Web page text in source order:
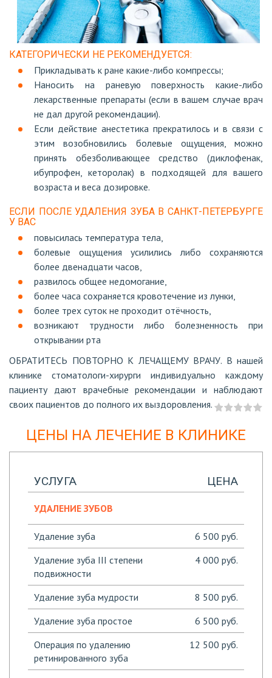
КАТЕГОРИЧЕСКИ НЕ РЕКОМЕНДУЕТСЯ:
Прикладывать к ране какие-либо компрессы;
Наносить на раневую поверхность какие-либо
лекарственные препараты (если в вашем случае врач
не дал другой рекомендации).
Если действие анестетика прекратилось и в связи с
этим возобновились болевые ощущения, можно
принять обезболивающее средство (диклофенак,
ибупрофен, кеторолак) в подходящей для вашего
возраста и веса дозировке.
ЕСЛИ ПОСЛЕ УДАЛЕНИЯ ЗУБА В САНКТ-ПЕТЕРБУРГЕ
У ВАС
повысилась температура тела,
болевые ощущения усилились либо сохраняются
более двенадцати часов,
развилось общее недомогание,
более часа сохраняется кровотечение из лунки,
более трех суток не проходит отёчность,
возникают трудности либо болезненность при
открывании рта
ОБРАТИТЕСЬ ПОВТОРНО К ЛЕЧАЩЕМУ ВРАЧУ. В нашей
клинике стоматологи-хирурги индивидуально каждому
пациенту дают врачебные рекомендации и наблюдают
своих пациентов до полного их выздоровления.
ЦЕНЫ НА ЛЕЧЕНИЕ В КЛИНИКЕ
УСЛУГА ЦЕНА
УДАЛЕНИЕ ЗУБОВ
Удаление зуба
6 500 руб.
Удаление зуба III степени
подвижности
4 000 руб.
Удаление зуба мудрости
8 500 руб.
Удаление зуба простое
6 500 руб.
Операция по удалению
ретинированного зуба
12 500 руб.